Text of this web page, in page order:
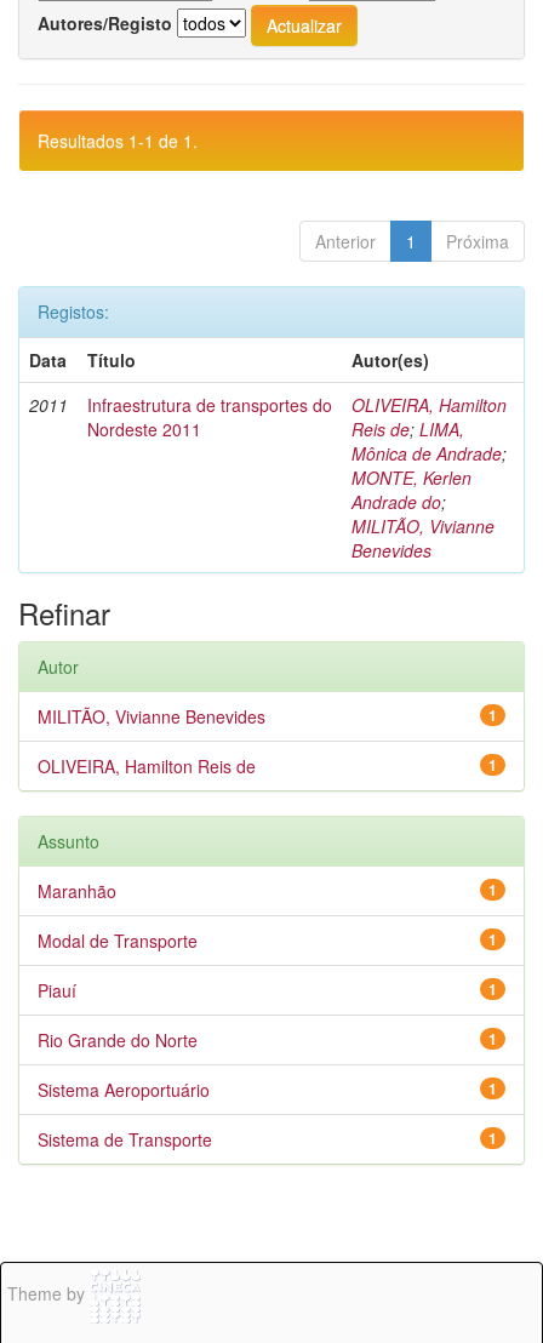
Autores/Registo
Resultados 1-1 de 1.
Anterior 1 Próxima
Registos:
Data
Título
Autor(es)
2011
Infraestrutura de transportes do
Nordeste 2011
OLIVEIRA, Hamilton
Reis de; LIMA,
Mônica de Andrade;
MONTE, Kerlen
Andrade do;
MILITÃO, Vivianne
Benevides
Refinar
Autor
1
MILITÃO, Vivianne Benevides
1
OLIVEIRA, Hamilton Reis de
Assunto
1
Maranhão
1
Modal de Transporte
1
Piauí
1
Rio Grande do Norte
1
Sistema Aeroportuário
1
Sistema de Transporte
Theme by